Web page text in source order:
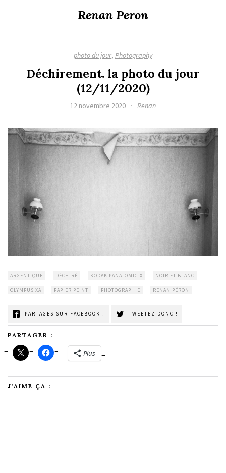
Renan Peron
photo du jour, Photography
Déchirement. la photo du jour
(12/11/2020)
12 novembre 2020 · Renan
ARGENTIQUE DÉCHIRÉ KODAK PANATOMIC-X NOIR ET BLANC
OLYMPUS XA PAPIER PEINT PHOTOGRAPHIE RENAN PÉRON
PARTAGES SUR FACEBOOK ! TWEETEZ DONC !
PARTAGER :
Plus
J’AIME ÇA :